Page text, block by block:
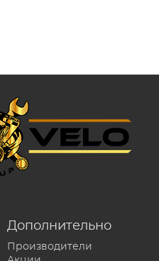
Дополнительно
Производители